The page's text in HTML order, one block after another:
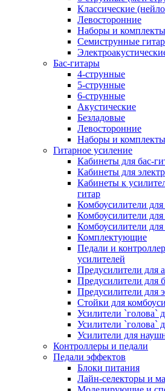
Классические
Левосторонние
Наборы и комплекты
Семиструнные
Бас-гитары
4-струнные
5-струнные
6-струнные
Акустические
Безладовые
Левосторонние
Наборы и комплекты
Гитарное усиление
Кабинеты для бас-
Кабинеты для
Кабинеты к
гитар
Комбоусилители для
Комбоусилители для
Комбоусилители для
Комплектующие
Педали и
усилителей
Предусилители для
Предусилители для
Предусилители для
Стойки для
Усилители `голова`
Усилители `голова`
Усилители для
Контроллеры и педали
Педали эффектов
Блоки питания
Лайн-селекторы и